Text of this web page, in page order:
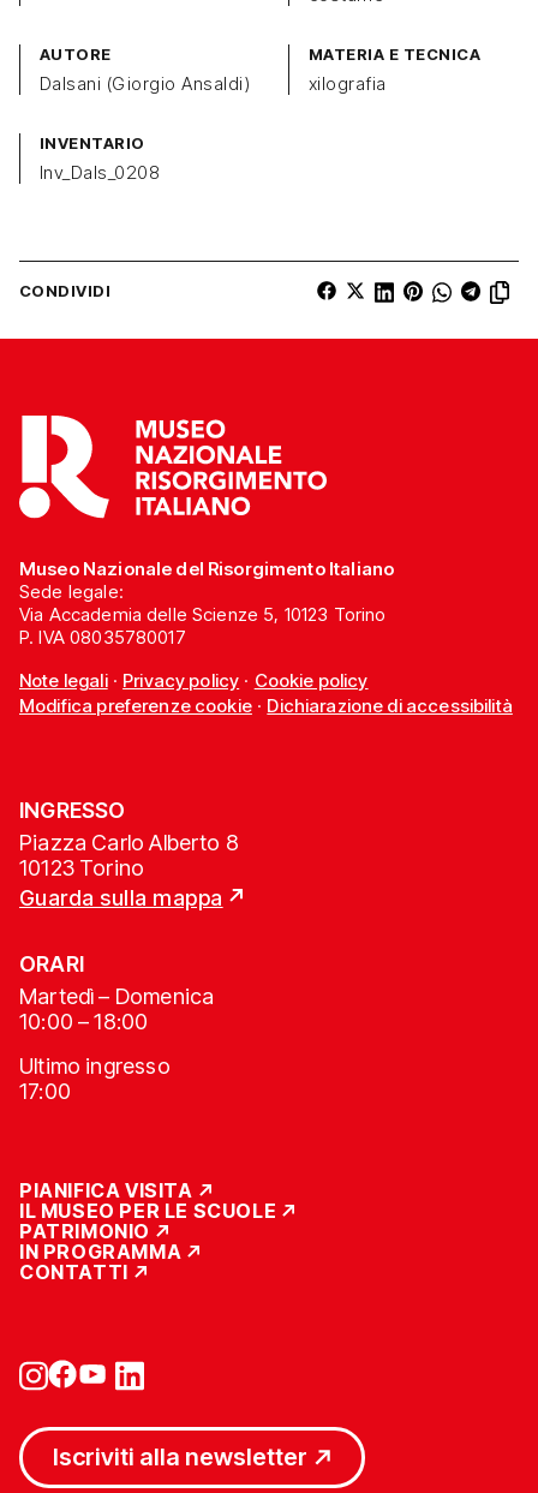
AUTORE
Dalsani (Giorgio Ansaldi)
MATERIA E TECNICA
xilografia
INVENTARIO
Inv_Dals_0208
CONDIVIDI
Museo Nazionale del Risorgimento Italiano
Sede legale:
Via Accademia delle Scienze 5, 10123 Torino
P. IVA 08035780017
Note legali· Privacy policy · Cookie policy
Modifica preferenze cookie· Dichiarazione di accessibilità
INGRESSO
Piazza Carlo Alberto 8
10123 Torino
Guarda sulla mappa
ORARI
Martedì – Domenica
10:00 – 18:00
Ultimo ingresso
17:00
PIANIFICA VISITA
IL MUSEO PER LE SCUOLE
PATRIMONIO
IN PROGRAMMA
CONTATTI
Iscriviti alla newsletter